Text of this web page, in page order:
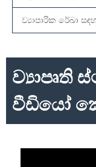
ව්‍යාපාරික රේඛා
ව්‍යාපෘති
වීඩියෝ